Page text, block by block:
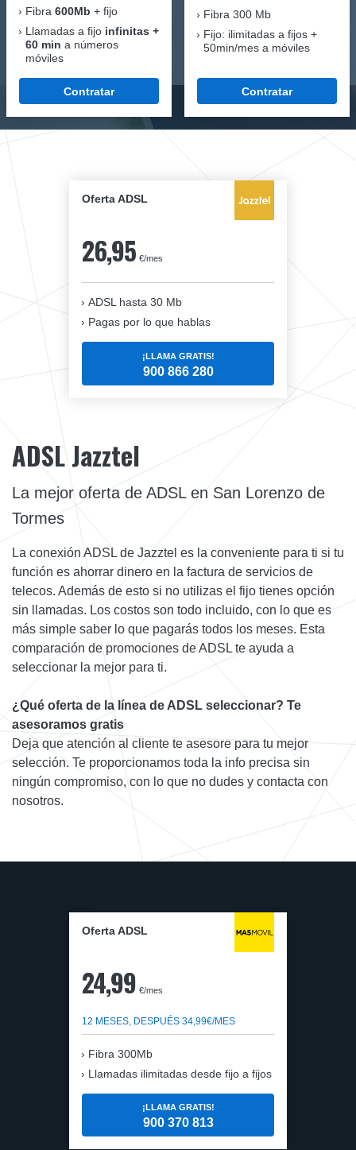
Fibra 600Mb + fijo
Llamadas a fijo infinitas +
60 min a números
móviles
Contratar
Fibra 300 Mb
Fijo: ilimitadas a fijos +
50min/mes a móviles
Contratar
Oferta ADSL
26,95 €/mes
ADSL hasta 30 Mb
Pagas por lo que hablas
¡LLAMA GRATIS!
900 866 280
ADSL Jazztel
La mejor oferta de ADSL en San Lorenzo de
Tormes
La conexión ADSL de Jazztel es la conveniente para ti si tu
función es ahorrar dinero en la factura de servicios de
telecos. Además de esto si no utilizas el fijo tienes opción
sin llamadas. Los costos son todo incluido, con lo que es
más simple saber lo que pagarás todos los meses. Esta
comparación de promociones de ADSL te ayuda a
seleccionar la mejor para ti.
¿Qué oferta de la línea de ADSL seleccionar? Te
asesoramos gratis
Deja que atención al cliente te asesore para tu mejor
selección. Te proporcionamos toda la info precisa sin
ningún compromiso, con lo que no dudes y contacta con
nosotros.
Oferta ADSL
24,99 €/mes
12 MESES, DESPUÉS 34,99€/MES
Fibra 300Mb
Llamadas ilimitadas desde fijo a fijos
¡LLAMA GRATIS!
900 370 813